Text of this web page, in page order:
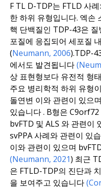
FTL D-TDP는 FTLD 사
한 하위 유형입니다. 엑손
핵 단백질인 TDP-43은
포질에 응집되어 세포질
(Neumann, 2006).TDP-
에서도 발견됩니다
상 표현형보다 유전적 형
주요 병리학적 하위 유형
돌연변 이와 관련이 있으
있습니다. B형은 C9orf72
bvFTD 및 ALS 와 관련이
svPPA 사례와 관련이 있
이와 관련이 있으며
(Neumann, 2021) 최근
은 FTLD-TDP의 진단과
을 보여주고 있습니다